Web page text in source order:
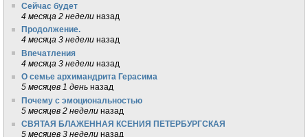
Сейчас будет
4 месяца 2 недели назад
Продолжение.
4 месяца 3 недели назад
Впечатления
4 месяца 3 недели назад
О семье архимандрита Герасима
5 месяцев 1 день назад
Почему с эмоциональностью
5 месяцев 2 недели назад
СВЯТАЯ БЛАЖЕННАЯ КСЕНИЯ ПЕТЕРБУРГСКАЯ
5 месяцев 3 недели назад